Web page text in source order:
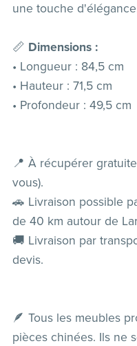
une touche
📏 Dimensions :
• Longueur : 84,5 cm
• Hauteur : 71,5 cm
• Profondeur : 49,5 cm
📍 À récupérer
vous).
🚗 Livraison possible
de 40 km autour de
🚚 Livraison par
devis.
🪶 Tous les meubles
pièces chinées. Ils ne